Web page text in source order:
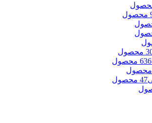
636 محصول
47 محصول